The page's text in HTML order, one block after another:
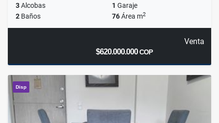
3Alcobas 1 Garaje
2 Baños 76Área m2
Venta
$620.000.000COP
Disp